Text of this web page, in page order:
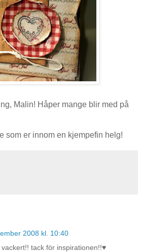
Malin! Håper mange blir med på
som er innom en kjempefin helg!
2008 kl. 10:40
tack för inspirationen!!♥